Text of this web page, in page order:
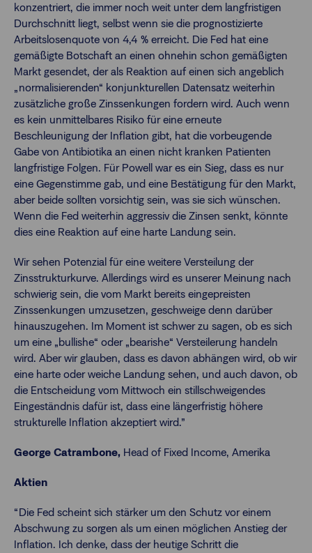
konzentriert, die immer noch weit unter dem langfristigen
Durchschnitt liegt, selbst wenn sie die prognostizierte
Arbeitslosenquote von 4,4 % erreicht. Die Fed hat eine
gemäßigte Botschaft an einen ohnehin schon gemäßigten
Markt gesendet, der als Reaktion auf einen sich angeblich
„normalisierenden“ konjunkturellen Datensatz weiterhin
zusätzliche große Zinssenkungen fordern wird. Auch wenn
es kein unmittelbares Risiko für eine erneute
Beschleunigung der Inflation gibt, hat die vorbeugende
Gabe von Antibiotika an einen nicht kranken Patienten
langfristige Folgen. Für Powell war es ein Sieg, dass es nur
eine Gegenstimme gab, und eine Bestätigung für den Markt,
aber beide sollten vorsichtig sein, was sie sich wünschen.
Wenn die Fed weiterhin aggressiv die Zinsen senkt, könnte
dies eine Reaktion auf eine harte Landung sein.
Wir sehen Potenzial für eine weitere Versteilung der
Zinsstrukturkurve. Allerdings wird es unserer Meinung nach
schwierig sein, die vom Markt bereits eingepreisten
Zinssenkungen umzusetzen, geschweige denn darüber
hinauszugehen. Im Moment ist schwer zu sagen, ob es sich
um eine „bullishe“ oder „bearishe“ Versteilerung handeln
wird. Aber wir glauben, dass es davon abhängen wird, ob wir
eine harte oder weiche Landung sehen, und auch davon, ob
die Entscheidung vom Mittwoch ein stillschweigendes
Eingeständnis dafür ist, dass eine längerfristig höhere
strukturelle Inflation akzeptiert wird.”
George Catrambone, Head of Fixed Income, Amerika
Aktien
“Die Fed scheint sich stärker um den Schutz vor einem
Abschwung zu sorgen als um einen möglichen Anstieg der
Inflation. Ich denke, dass der heutige Schritt die